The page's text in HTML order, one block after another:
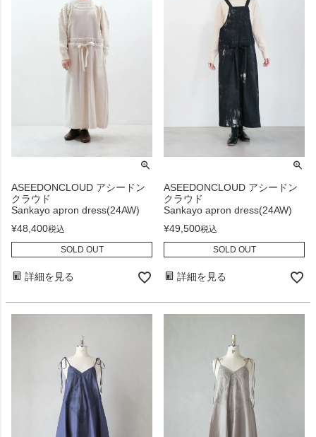
ASEEDONCLOUD アシードン
クラウド
Sankayo apron dress(24AW)
¥48,400税込
SOLD OUT
詳細を見る
ASEEDONCLOUD アシードン
クラウド
Sankayo apron dress(24AW)
¥49,500税込
SOLD OUT
詳細を見る